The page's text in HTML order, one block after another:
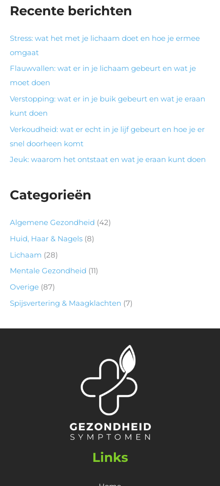
Recente berichten
Stress: wat het met je lichaam doet en hoe je ermee
omgaat
Flauwvallen: wat er in je lichaam gebeurt en wat je
moet doen
Verstopping: wat er in je buik gebeurt en wat je eraan
kunt doen
Verkoudheid: wat er echt in je lijf gebeurt en hoe je er
snel doorheen komt
Jeuk: waarom het ontstaat en wat je eraan kunt doen
Categorieën
Algemene Gezondheid (42)
Huid, Haar & Nagels (8)
Lichaam (28)
Mentale Gezondheid (11)
Overige (87)
Spijsvertering & Maagklachten (7)
Links